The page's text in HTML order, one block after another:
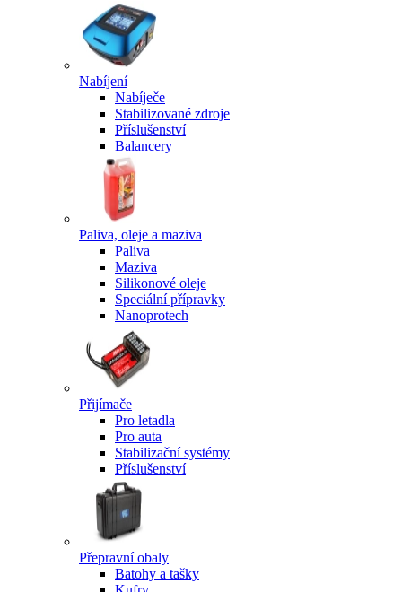
Nabíjení
Nabíječe
Stabilizované zdroje
Příslušenství
Balancery
Paliva, oleje a maziva
Paliva
Maziva
Silikonové oleje
Speciální přípravky
Nanoprotech
Přijímače
Pro letadla
Pro auta
Stabilizační systémy
Příslušenství
Přepravní obaly
Batohy a tašky